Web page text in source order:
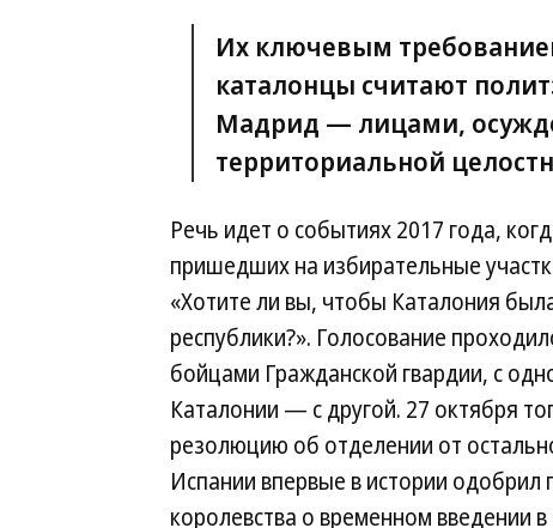
Их ключевым
каталонцы считают
Мадрид — лицами,
территориальной
Речь идет о событиях 2017 года,
пришедших на избирательные
«Хотите ли вы, чтобы Каталония
республики?». Голосование
бойцами Гражданской гвардии, с
Каталонии — с другой. 27 октября
резолюцию об отделении от
Испании впервые в истории одобрил
королевства о временном введении